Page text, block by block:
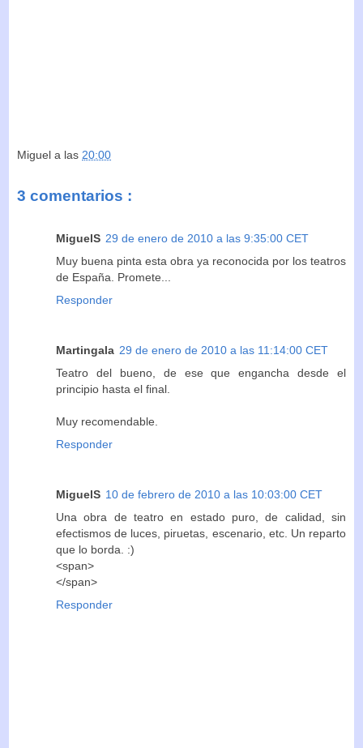
Miguel a las 20:00
3 comentarios :
MiguelS 29 de enero de 2010 a las 9:35:00 CET
Muy buena pinta esta obra ya reconocida por los teatros
de España. Promete...
Responder
Martingala 29 de enero de 2010 a las 11:14:00 CET
Teatro del bueno, de ese que engancha desde el
principio hasta el final.
Muy recomendable.
Responder
MiguelS 10 de febrero de 2010 a las 10:03:00 CET
Una obra de teatro en estado puro, de calidad, sin
efectismos de luces, piruetas, escenario, etc. Un reparto
que lo borda. :)
<span>
</span>
Responder